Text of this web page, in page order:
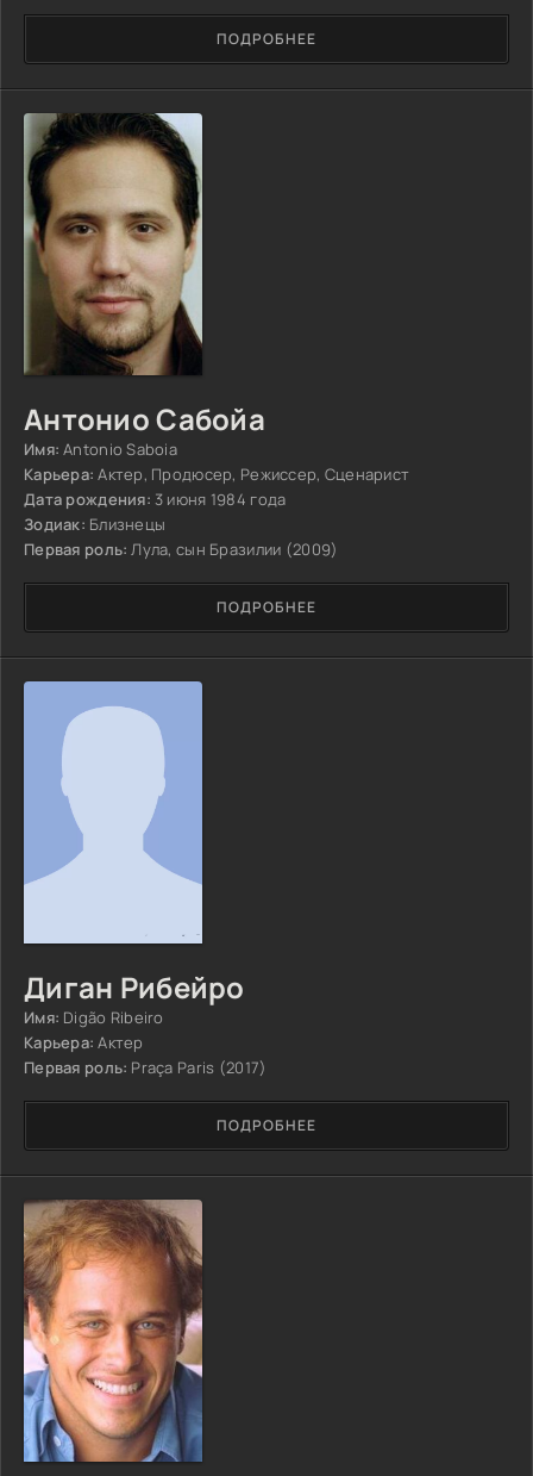
ПОДРОБНЕЕ
Антонио Сабойа
Имя: Antonio Saboia
Карьера: Актер, Продюсер, Режиссер, Сценарист
Дата рождения: 3 июня 1984 года
Зодиак: Близнецы
Первая роль: Лула, сын Бразилии (2009)
ПОДРОБНЕЕ
Диган Рибейро
Имя: Digão Ribeiro
Карьера: Актер
Первая роль: Praça Paris (2017)
ПОДРОБНЕЕ